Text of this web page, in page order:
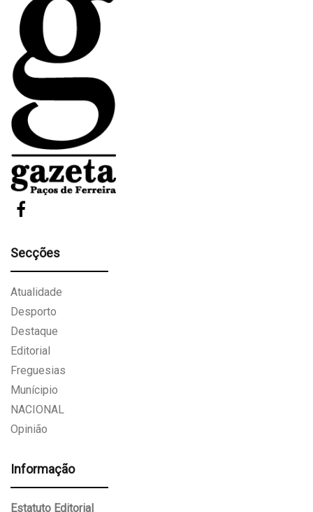
Secções
Atualidade
Desporto
Destaque
Editorial
Freguesias
Munícipio
NACIONAL
Opinião
Informação
Estatuto Editorial